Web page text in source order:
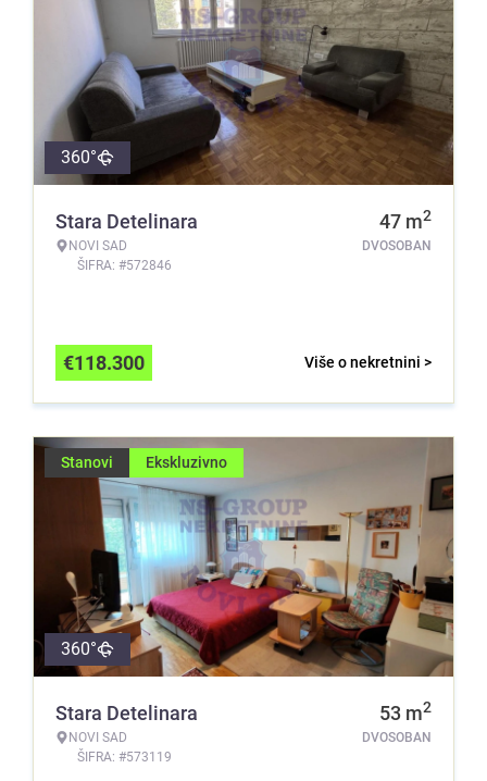
360°
Stara Detelinara
NOVI SAD
ŠIFRA: #572846
47 m2
DVOSOBAN
Više o nekretnini >
€118.300
Stanovi Ekskluzivno
360°
Stara Detelinara
NOVI SAD
ŠIFRA: #573119
53 m2
DVOSOBAN